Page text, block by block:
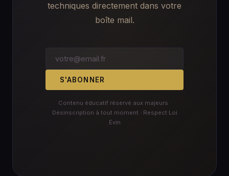
techniques directement dans votre
boîte mail.
S'ABONNER
Contenu éducatif réservé aux majeurs ·
Désinscription à tout moment · Respect Loi
Évin